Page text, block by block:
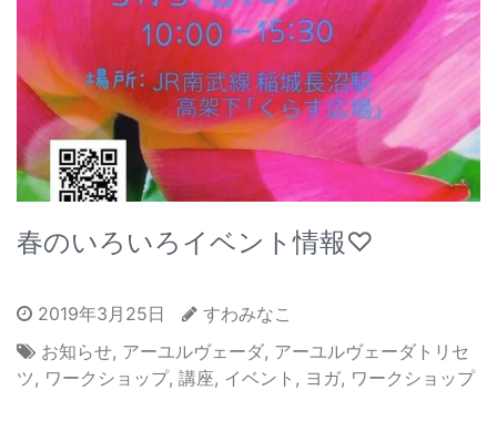
春のいろいろイベント情報♡
2019年3月25日
すわみなこ
お知らせ, アーユルヴェーダ, アーユルヴェーダトリセ
ツ , ワークショップ, 講座, イベント , ヨガ, ワークショップ